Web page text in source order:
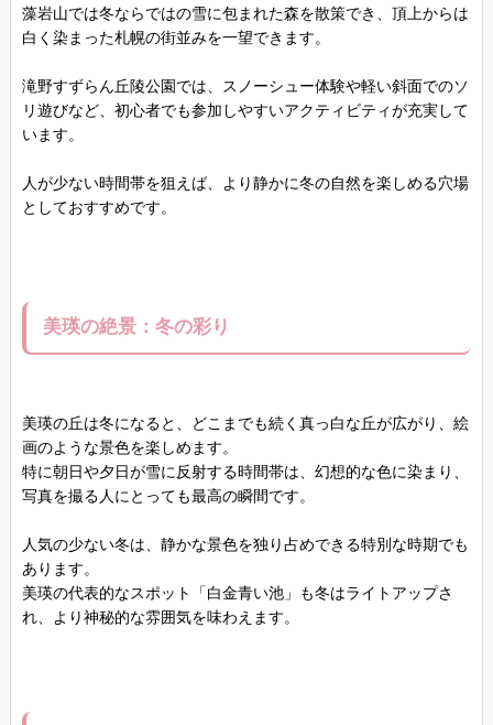
藻岩山では冬ならではの雪に包まれた森を散策でき、頂上からは
白く染まった札幌の街並みを一望できます。
滝野すずらん丘陵公園では、スノーシュー体験や軽い斜面でのソ
リ遊びなど、初心者でも参加しやすいアクティビティが充実して
います。
人が少ない時間帯を狙えば、より静かに冬の自然を楽しめる穴場
としておすすめです。
美瑛の絶景：冬の彩り
美瑛の丘は冬になると、どこまでも続く真っ白な丘が広がり、絵
画のような景色を楽しめます。
特に朝日や夕日が雪に反射する時間帯は、幻想的な色に染まり、
写真を撮る人にとっても最高の瞬間です。
人気の少ない冬は、静かな景色を独り占めできる特別な時期でも
あります。
美瑛の代表的なスポット「白金青い池」も冬はライトアップさ
れ、より神秘的な雰囲気を味わえます。